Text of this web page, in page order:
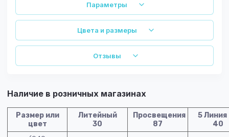
Параметры
Цвета и размеры
Отзывы
Наличие в розничных магазинах
Размер или
цвет
Литейный
30
Просвещения
87
5 Линия
40